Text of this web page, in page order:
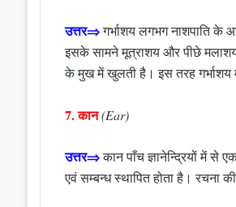
उत्तर⇒गर्भाशय लगभग नाशपाति के
इसके सामने मूत्राशय और पीछे मलाशय
के मुख में खुलती है। इस तरह गर्भाशय में
7. कान(Ear)
उत्तर⇒कान पाँच ज्ञानेन्द्रियों में से
एवं सम्बन्ध स्थापित होता है। रचना